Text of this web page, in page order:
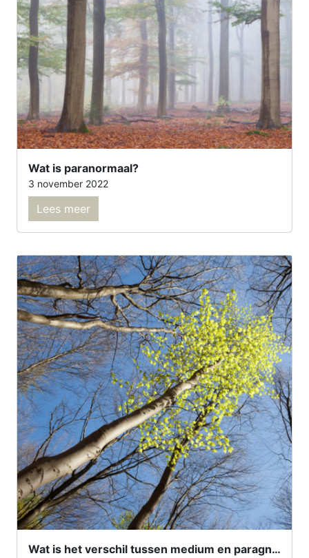
Wat is paranormaal?
3 november 2022
Lees meer
Wat is het verschil tussen medium en paragnost?